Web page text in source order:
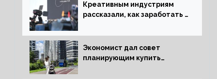
Креативным индустриям
рассказали, как заработать 2
экономики
Экономист дал совет
планирующим купить